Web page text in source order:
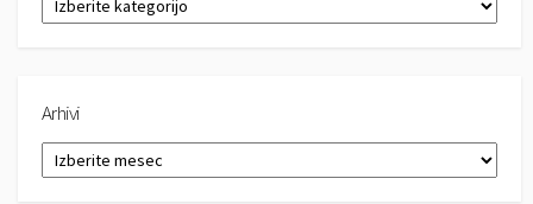
a
o
j
Arhivi
r